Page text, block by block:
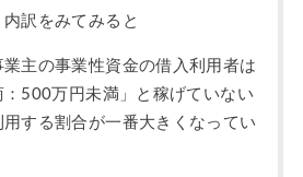
内訳をみてみると
業主の事業性資金の借入利用者は
：500万円未満」と稼げていない
用する割合が一番大きくなってい